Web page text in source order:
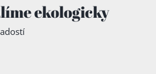
ekologicky